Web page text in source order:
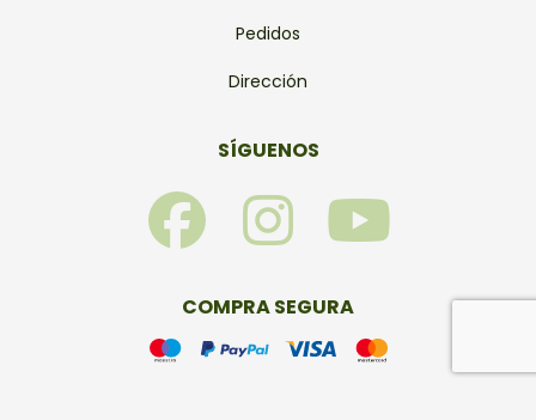
Pedidos
Dirección
SÍGUENOS
F
a
c
e
I
n
s
Y
u
t
COMPRA SEGURA